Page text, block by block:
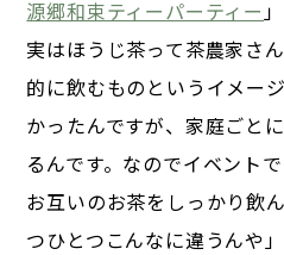
源郷和束ティーパーティー
実はほうじ茶って茶農家さ
的に飲むものというイメー
かったんですが、家庭ごと
るんです。なのでイベント
お互いのお茶をしっかり飲
つひとつこんなに違うんや